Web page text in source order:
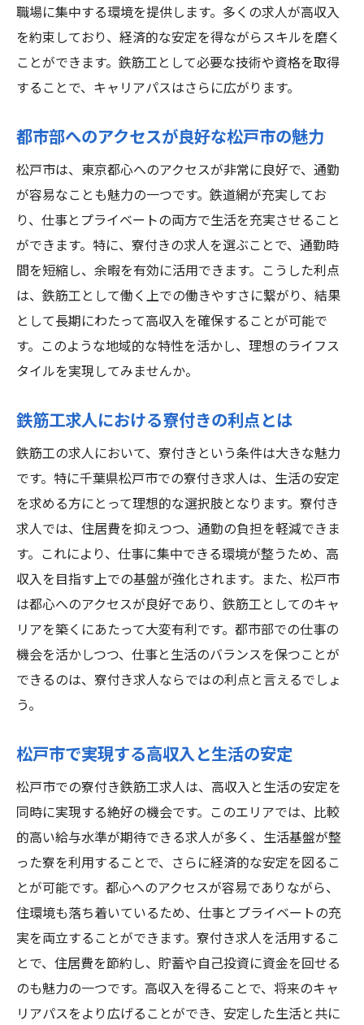
高収入を目指す鉄筋工におすすめ！松戸市の寮
付き求人
松戸市で高収入を狙う鉄筋工向け求人情報
寮付き求人で得られる充実した生活
鉄筋工が選ぶべき松戸市の優良求人
松戸市での求人の特徴と選び方
寮付き求人でのキャリアアップを目指す
松戸市の鉄筋工求人で寮付き高収入の生活スタ
イルを手に入れる
寮付き求人が提供する生活スタイルの変化
松戸市で高収入生活を実現するための工夫
鉄筋工求人で手に入れる新たなライフスタ
イル
松戸市での高収入求人が持つ魅力
寮付き高収入求人で実現する理想の生活
鉄筋工が選ぶ松戸市の魅力的な寮付き高収入求
人
松戸市の求人を選ぶ理由とは
高収入を目指す鉄筋工のための求人ガイド
寮付き求人で見つける松戸市の魅力
鉄筋工が重視すべき求人の特徴
松戸市で見つける理想の求人
高収入求人で得られる生活の質
職場に集中する環境を提供します。多くの求人が高収入
を約束しており、経済的な安定を得ながらスキルを磨く
ことができます。鉄筋工として必要な技術や資格を取得
することで、キャリアパスはさらに広がります。
都市部へのアクセスが良好な松戸市の魅力
松戸市は、東京都心へのアクセスが非常に良好で、通勤
が容易なことも魅力の一つです。鉄道網が充実してお
り、仕事とプライベートの両方で生活を充実させること
ができます。特に、寮付きの求人を選ぶことで、通勤時
間を短縮し、余暇を有効に活用できます。こうした利点
は、鉄筋工として働く上での働きやすさに繋がり、結果
として長期にわたって高収入を確保することが可能で
す。このような地域的な特性を活かし、理想のライフス
タイルを実現してみませんか。
鉄筋工求人における寮付きの利点とは
鉄筋工の求人において、寮付きという条件は大きな魅力
です。特に千葉県松戸市での寮付き求人は、生活の安定
を求める方にとって理想的な選択肢となります。寮付き
求人では、住居費を抑えつつ、通勤の負担を軽減できま
す。これにより、仕事に集中できる環境が整うため、高
収入を目指す上での基盤が強化されます。また、松戸市
は都心へのアクセスが良好であり、鉄筋工としてのキャ
リアを築くにあたって大変有利です。都市部での仕事の
機会を活かしつつ、仕事と生活のバランスを保つことが
できるのは、寮付き求人ならではの利点と言えるでしょ
う。
松戸市で実現する高収入と生活の安定
松戸市での寮付き鉄筋工求人は、高収入と生活の安定を
同時に実現する絶好の機会です。このエリアでは、比較
的高い給与水準が期待できる求人が多く、生活基盤が整
った寮を利用することで、さらに経済的な安定を図るこ
とが可能です。都心へのアクセスが容易でありながら、
住環境も落ち着いているため、仕事とプライベートの充
実を両立することができます。寮付き求人を活用するこ
とで、住居費を節約し、貯蓄や自己投資に資金を回せる
のも魅力の一つです。高収入を得ることで、将来のキャ
リアパスをより広げることができ、安定した生活と共に